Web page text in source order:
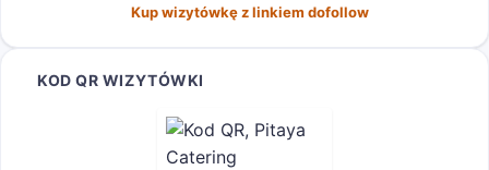
Kup wizytówkę z linkiem dofollow
KOD QR WIZYTÓWKI